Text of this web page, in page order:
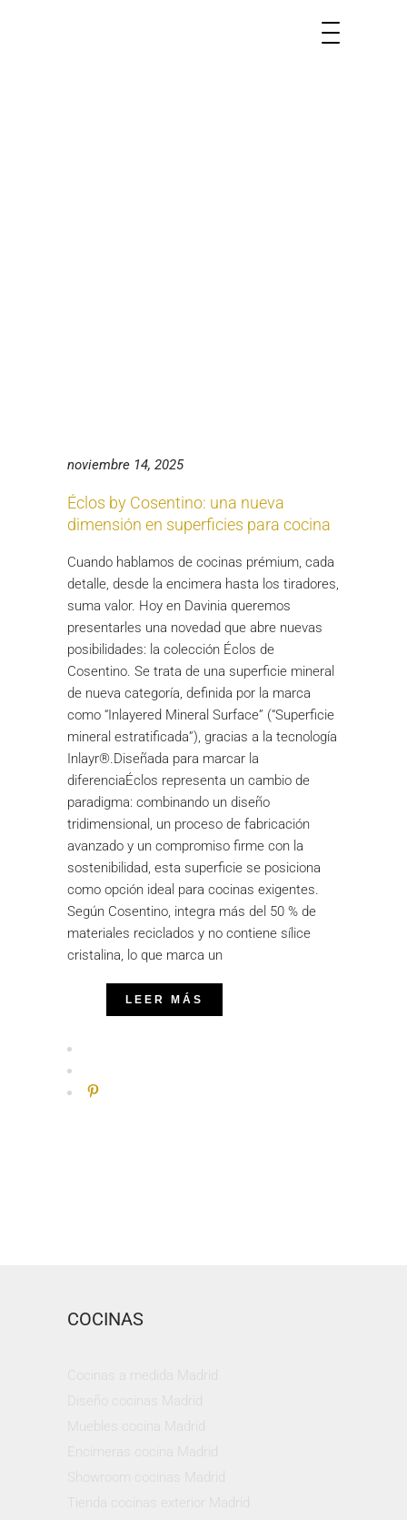
noviembre 14, 2025
Éclos by Cosentino: una nueva
dimensión en superficies para cocina
Cuando hablamos de cocinas prémium, cada
detalle, desde la encimera hasta los tiradores,
suma valor. Hoy en Davinia queremos
presentarles una novedad que abre nuevas
posibilidades: la colección Éclos de
Cosentino. Se trata de una superficie mineral
de nueva categoría, definida por la marca
como “Inlayered Mineral Surface” (“Superficie
mineral estratificada”), gracias a la tecnología
Inlayr®.Diseñada para marcar la
diferenciaÉclos representa un cambio de
paradigma: combinando un diseño
tridimensional, un proceso de fabricación
avanzado y un compromiso firme con la
sostenibilidad, esta superficie se posiciona
como opción ideal para cocinas exigentes.
Según Cosentino, integra más del 50 % de
materiales reciclados y no contiene sílice
cristalina, lo que marca un
LEER MÁS
COCINAS